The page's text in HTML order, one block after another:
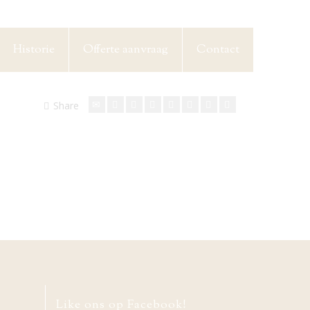
Historie Offerte aanvraag Contact
Share
Like ons op Facebook!